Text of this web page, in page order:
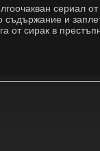
сериал от
и
от сирак в